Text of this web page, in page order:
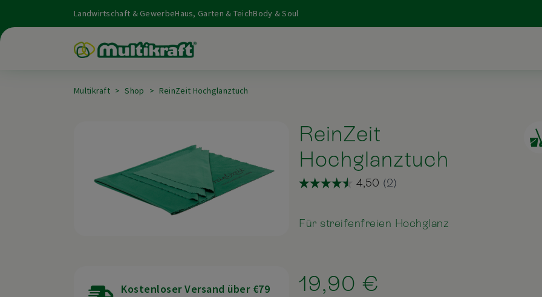
Landwirtschaft & GewerbeHaus, Garten & TeichBody & Soul
Multikraft Shop ReinZeit Hochglanztuch
Kostenloser Versand über €79
ReinZeit
Hochglanztuch
Für streifenfreien Hochglanz
19,90 €